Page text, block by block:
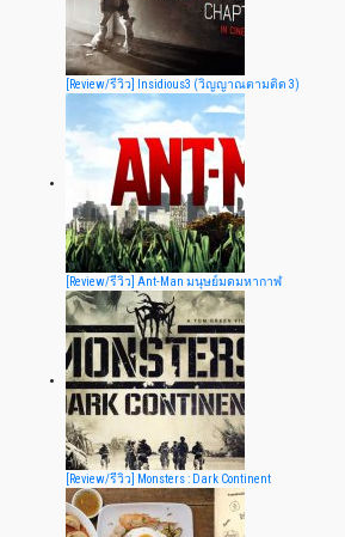
[Review/รีวิว] Insidious3 (วิญญาณตามติด 3)
[Review/รีวิว] Ant-Man มนุษย์มดมหากาฬ
[Review/รีวิว] Monsters : Dark Continent